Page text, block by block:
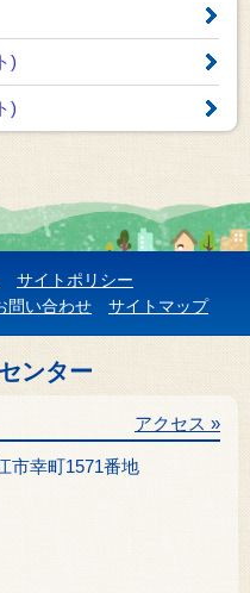
)
)
サイトポリシー
問い合わせ サイトマップ
ンター
市幸町1571番地
アクセス »